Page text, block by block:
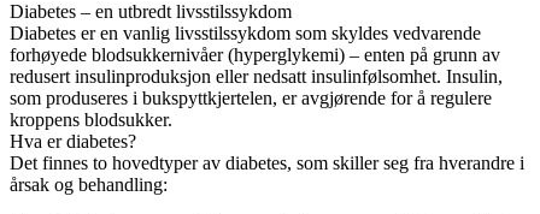
Diabetes – en utbredt livsstilssykdom
Diabetes er en vanlig livsstilssykdom som skyldes vedvarende
forhøyede blodsukkernivåer (hyperglykemi) – enten på grunn av
redusert insulinproduksjon eller nedsatt insulinfølsomhet. Insulin,
som produseres i bukspyttkjertelen, er avgjørende for å regulere
kroppens blodsukker.
Hva er diabetes?
Det finnes to hovedtyper av diabetes, som skiller seg fra hverandre i
årsak og behandling: